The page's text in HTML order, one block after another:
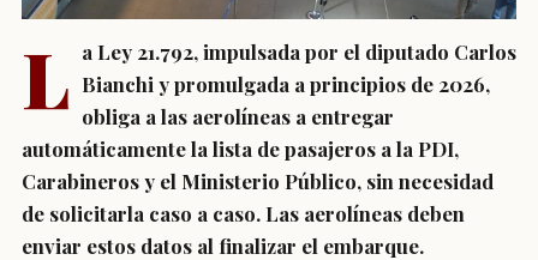
L a Ley 21.792, impulsada por el diputado Carlos
Bianchi y promulgada a principios de 2026,
obliga a las aerolíneas a entregar
automáticamente la lista de pasajeros a la PDI,
Carabineros y el Ministerio Público, sin necesidad
de solicitarla caso a caso. Las aerolíneas deben
enviar estos datos al finalizar el embarque.